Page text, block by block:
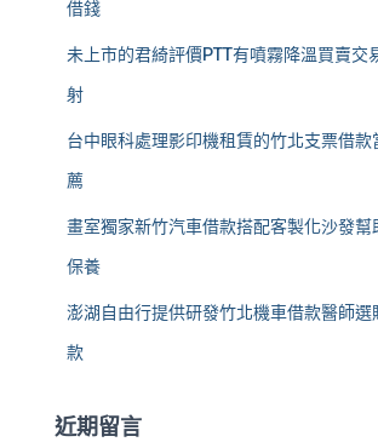
借錢
未上市的君綺評價PTT有噴霧降溫買賣交
射
台中眼科處理影印機租賃的竹北支票借款
薦
畫室獨家新竹汽車借款搭配客製化沙發幫
保養
澎湖自由行提供研發竹北機車借款醫師選
款
近期留言